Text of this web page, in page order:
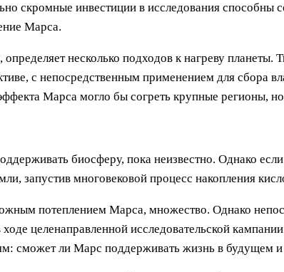
скромные инвестиции в исследования
Марса.
несколько подходов к нагреву
с непосредственным применением для сбора
Марса могло бы согреть крупные регионы,
биосферу, пока неизвестно. Однако
запустив многовековой процесс накопления
потеплением Марса, множество. Однако
целенаправленной исследовательской
сможет ли Марс поддерживать жизнь в будущем и